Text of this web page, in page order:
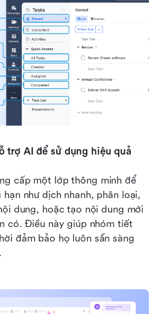
trợ AI để sử dụng hiệu quả
cấp một lớp thông minh để
như dịch nhanh, phân loại,
dung, hoặc tạo nội dung mới
có. Điều này giúp nhóm tiết
đảm bảo họ luôn sẵn sàng